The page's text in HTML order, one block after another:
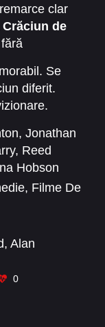
clar
Crăciun de
Se
diferit.
, Jonathan
, Reed
Hobson
, Filme De
, Alan
0